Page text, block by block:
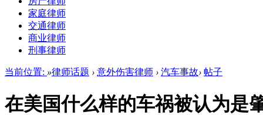
家庭律师
交通律师
商业律师
刑事律师
当前位置: »律师话题 › 意外伤害律师 › 汽车事故› 帖子
在美国什么样的车祸被认为是